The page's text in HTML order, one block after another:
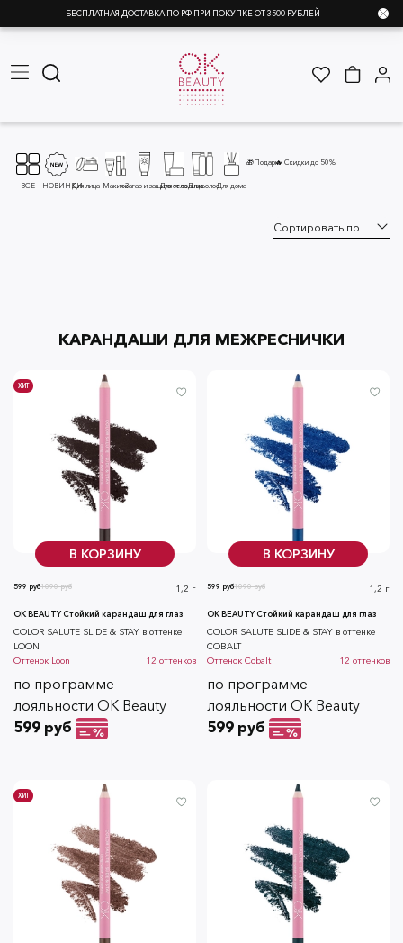
БЕСПЛАТНАЯ ДОСТАВКА ПО РФ ПРИ ПОКУПКЕ ОТ 3500 РУБЛЕЙ
ВСЕ НОВИНКИДля лица МакияжЗагар и защита от солнца
Для телаДля волосДля дома
🎁Подарки🔥 Скидки до 50%
КАРАНДАШИ ДЛЯ МЕЖРЕСНИЧКИ
В КОРЗИНУ
ХИТ
1090 руб
599 руб 1,2 г
OK BEAUTY Стойкий карандаш для глаз
COLOR SALUTE SLIDE & STAY в оттенке
LOON
Оттенок Loon 12 оттенков
по программе
лояльности OK Beauty
599 руб
В КОРЗИНУ
1090 руб
599 руб 1,2 г
OK BEAUTY Стойкий карандаш для глаз
COLOR SALUTE SLIDE & STAY в оттенке
COBALT
Оттенок Cobalt 12 оттенков
по программе
лояльности OK Beauty
599 руб
ХИТ